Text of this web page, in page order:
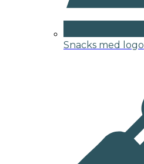
Snacks med logo